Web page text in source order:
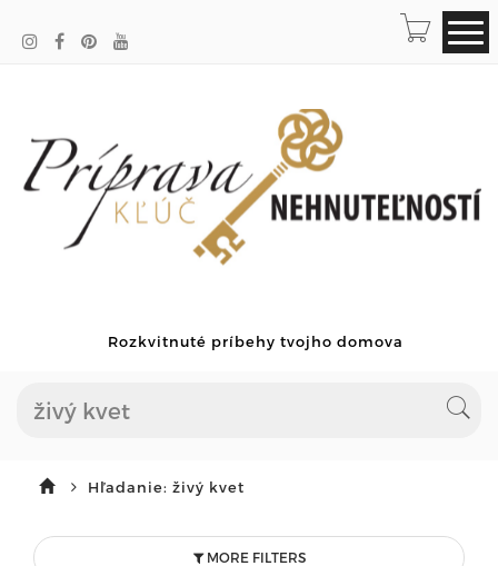
Rozkvitnuté príbehy tvojho domova
Hľadanie: živý kvet
MORE FILTERS